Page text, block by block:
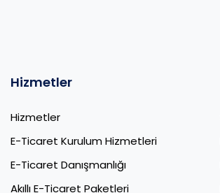
Hizmetler
Hizmetler
E-Ticaret Kurulum Hizmetleri
E-Ticaret Danışmanlığı
Akıllı E-Ticaret Paketleri